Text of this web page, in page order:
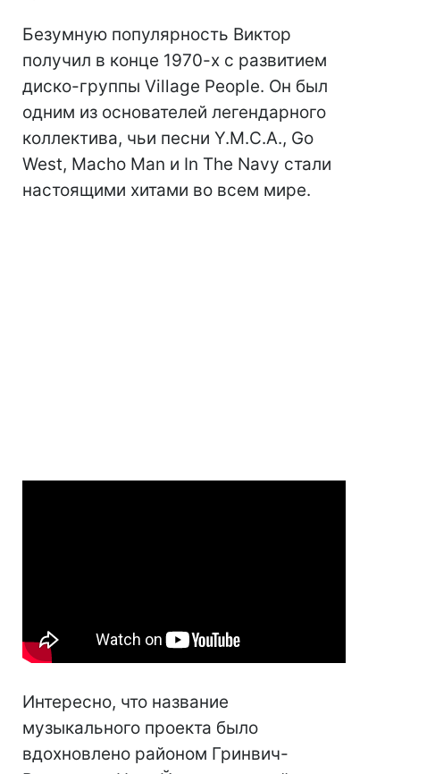
Безумную популярность Виктор
получил в конце 1970-х с развитием
диско-группы Village People. Он был
одним из основателей легендарного
коллектива, чьи песни Y.M.C.A., Go
West, Macho Man и In The Navy стали
настоящими хитами во всем мире.
Интересно, что название
музыкального проекта было
вдохновлено районом Гринвич-